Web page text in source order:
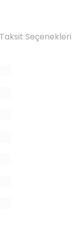
Taksit Seçenekleri